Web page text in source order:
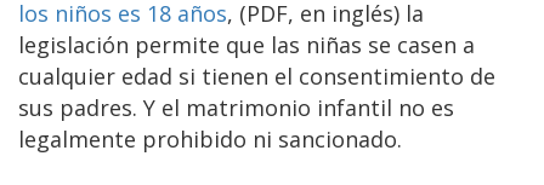
los niños es 18 años, (PDF, en inglés) la
legislación permite que las niñas se casen a
cualquier edad si tienen el consentimiento de
sus padres. Y el matrimonio infantil no es
legalmente prohibido ni sancionado.